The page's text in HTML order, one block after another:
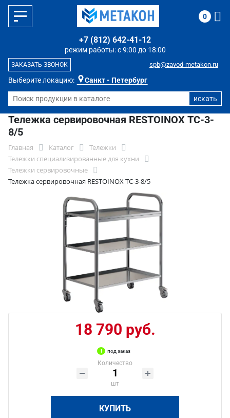
Выберите локацию: Санкт - Петербург
режим работы: с 9:00 до 18:00
+7 (812) 642-41-12
spb@zavod-metakon.ru
ЗАКАЗАТЬ ЗВОНОК
0
Тележка сервировочная RESTOINOX ТС-3-
8/5
Главная Каталог
Тележки
Тележки специализированные для кухни
Тележки сервировочные
Тележка сервировочная RESTOINOX ТС-3-8/5
18 790 руб.
под заказ
Количество
шт
КУПИТЬ